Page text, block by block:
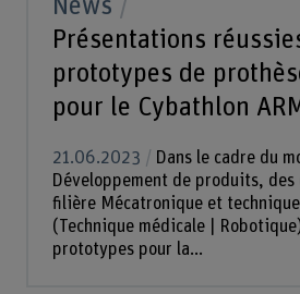
News
Présentations
prototypes de
pour le Cybathlon
21.06.2023
Dans le cadre du
Développement de produits,
filière Mécatronique et
(Technique médicale |
prototypes pour la...